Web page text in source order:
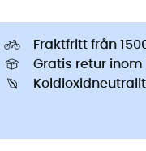
Fraktfritt från
Gratis retur inom